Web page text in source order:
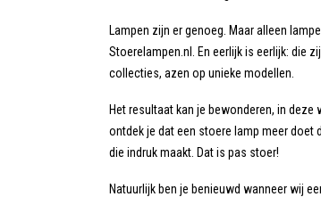
Lampen zijn er genoeg. Maar alleen
Stoerelampen.nl. En eerlijk is eerlijk: die
collecties, azen op unieke modellen.
Het resultaat kan je bewonderen, in
ontdek je dat een stoere lamp meer doet
die indruk maakt. Dat is pas stoer!
Natuurlijk ben je benieuwd wanneer wij